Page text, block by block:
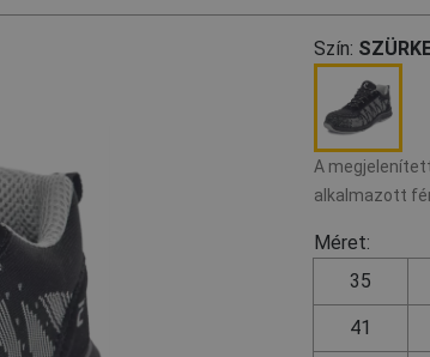
Szín:
A
alkalmazott
Méret:
35
41